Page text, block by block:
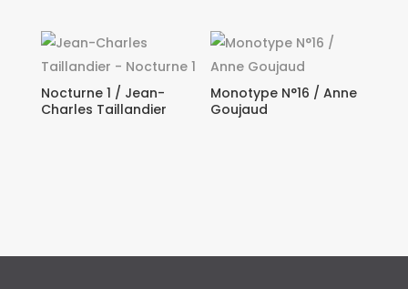
Nocturne 1 / Jean-
Charles Taillandier
Monotype N°16 / Anne
Goujaud